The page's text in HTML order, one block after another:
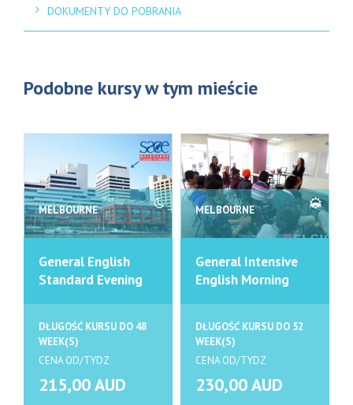
DOKUMENTY DO POBRANIA
Podobne kursy w tym mieście
MELBOURNE
General English
Standard Evening
DŁUGOŚĆ KURSU DO 48
WEEK(S)
CENA OD/TYDZ
215,00 AUD
MELBOURNE
General Intensive
English Morning
DŁUGOŚĆ KURSU DO 52
WEEK(S)
CENA OD/TYDZ
230,00 AUD